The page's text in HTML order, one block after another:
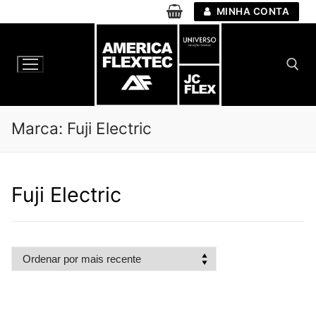
para
conteúdo
MINHA CONTA
Marca: Fuji Electric
Fuji Electric